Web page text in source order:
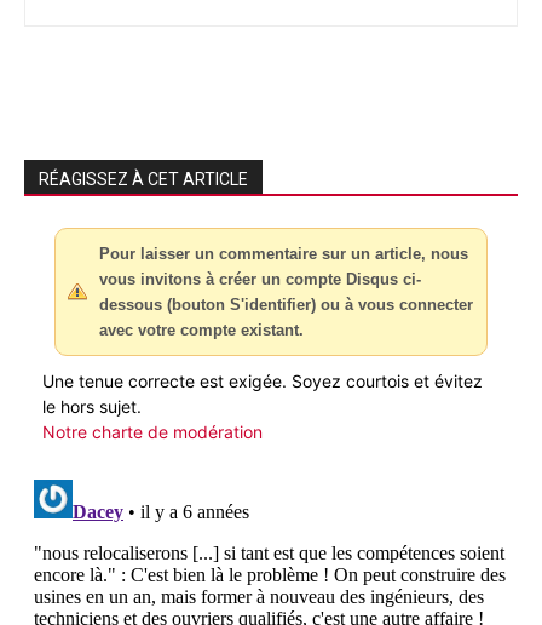
RÉAGISSEZ À CET ARTICLE
Pour laisser un commentaire sur un article, nous
vous invitons à créer un compte Disqus ci-
dessous (bouton S'identifier) ou à vous connecter
avec votre compte existant.
Une tenue correcte est exigée. Soyez courtois et évitez
le hors sujet.
Notre charte de modération